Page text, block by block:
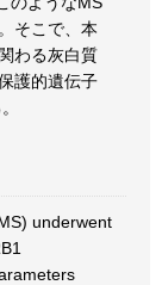
そこで、本
わる灰白質
護的遺伝子
underwent